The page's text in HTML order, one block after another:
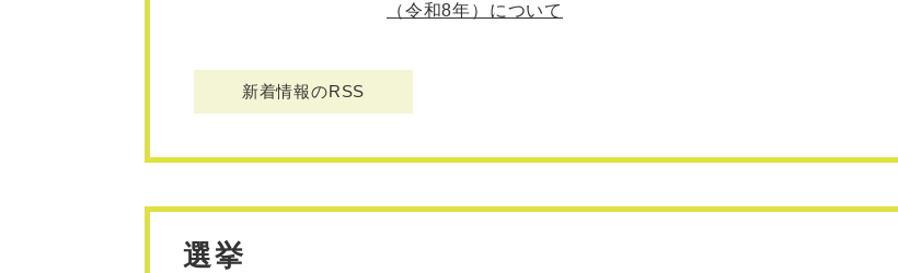
（令和8年）について
新着情報のRSS
選挙